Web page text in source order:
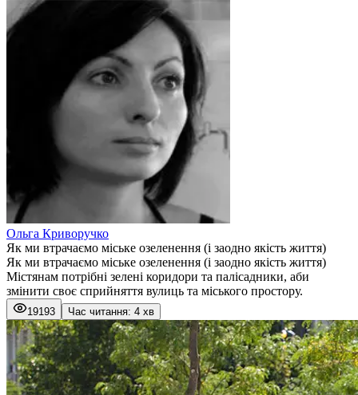
Ольга Криворучко
Як ми втрачаємо міське озеленення (і заодно якість життя)
Як ми втрачаємо міське озеленення (і заодно якість життя)
Містянам потрібні зелені коридори та палісадники, аби
змінити своє сприйняття вулиць та міського простору.
19193 Час читання: 4 хв